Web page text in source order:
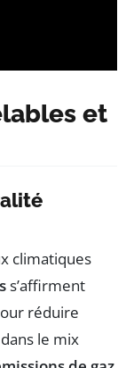
et
climatiques
s’affirment
réduire
le mix